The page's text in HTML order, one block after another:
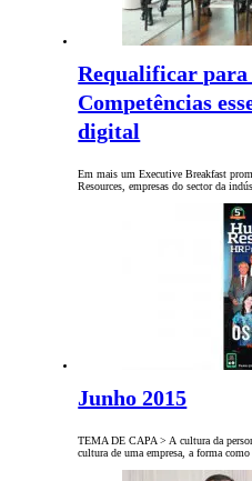
Requalificar
Competências
digital
Em mais um Executive Breakfast
Resources, empresas do sector da
Junho 2015
TEMA DE CAPA > A cultura da
cultura de uma empresa, a forma